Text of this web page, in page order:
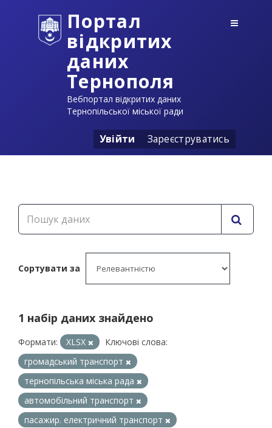
Портал
відкритих
даних
Тернополя
Вебпортал відкритих даних
Тернопільської міської ради
Увійти Зареєструватись
Сортувати за
1 набір даних знайдено
Формати: XLSX
Ключові слова:
громадський транспорт
тернопільська міська рада
автомобільний транспорт
пасажир. електричний транспорт